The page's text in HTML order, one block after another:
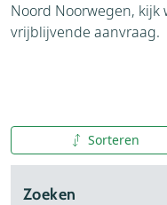
Noord Noorwegen, kijk
vrijblijvende aanvraag.
Sorteren
A tot Z
Z tot A
Zoeken